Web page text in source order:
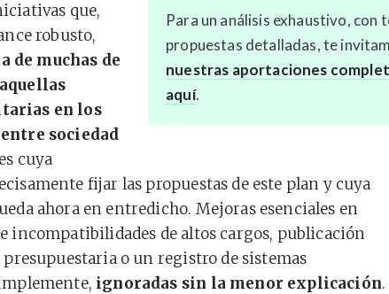
Para un análisis exhaustivo, con
propuestas detalladas, te
nuestras aportaciones
aquí.
que,
robusto,
de muchas de
en los
sociedad
cuya
fijar las propuestas de este plan y cuya
ahora en entredicho. Mejoras esenciales en
incompatibilidades de altos cargos, publicación
presupuestaria o un registro de sistemas
ignoradas sin la menor explicación.